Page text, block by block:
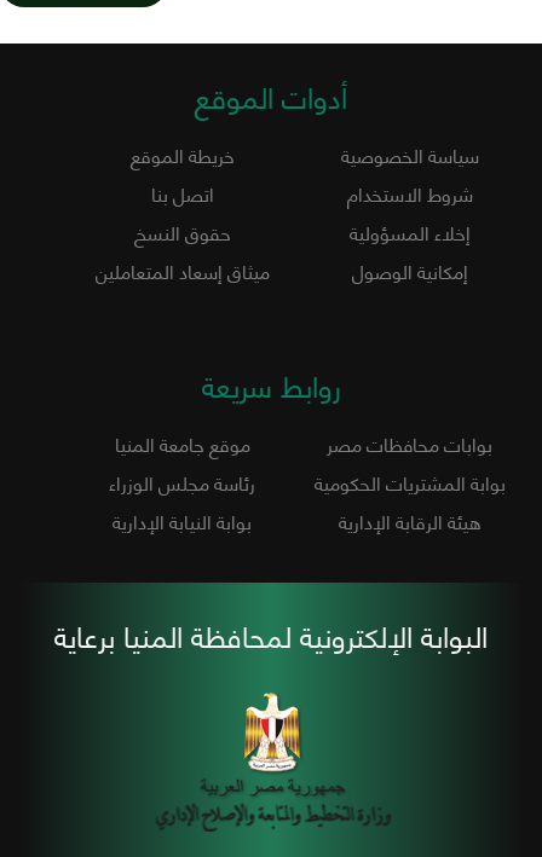
أدوات الموقع
سياسة الخصوصية
خريطة الموقع
شروط الاستخدام
اتصل بنا
إخلاء المسؤولية
حقوق النسخ
إمكانية الوصول
ميثاق إسعاد المتعاملين
روابط سريعة
بوابات محافظات مصر
موقع جامعة المنيا
بوابة المشتريات الحكومية
رئاسة مجلس الوزراء
هيئة الرقابة الإدارية
بوابة النيابة الإدارية
البوابة الإلكترونية لمحافظة المنيا برعاية